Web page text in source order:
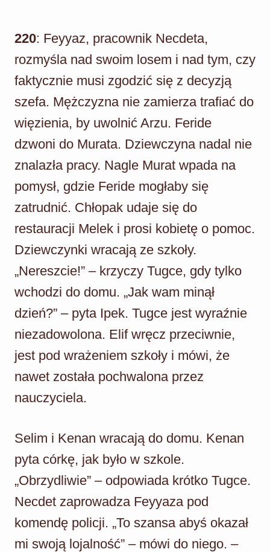
220: Feyyaz, pracownik Necdeta,
rozmyśla nad swoim losem i nad tym, czy
faktycznie musi zgodzić się z decyzją
szefa. Mężczyzna nie zamierza trafiać do
więzienia, by uwolnić Arzu. Feride
dzwoni do Murata. Dziewczyna nadal nie
znalazła pracy. Nagle Murat wpada na
pomysł, gdzie Feride mogłaby się
zatrudnić. Chłopak udaje się do
restauracji Melek i prosi kobietę o pomoc.
Dziewczynki wracają ze szkoły.
„Nereszcie!” – krzyczy Tugce, gdy tylko
wchodzi do domu. „Jak wam minął
dzień?” – pyta Ipek. Tugce jest wyraźnie
niezadowolona. Elif wręcz przeciwnie,
jest pod wrażeniem szkoły i mówi, że
nawet została pochwalona przez
nauczyciela.
Selim i Kenan wracają do domu. Kenan
pyta córkę, jak było w szkole.
„Obrzydliwie” – odpowiada krótko Tugce.
Necdet zaprowadza Feyyaza pod
komendę policji. „To szansa abyś okazał
mi swoją lojalność” – mówi do niego. –